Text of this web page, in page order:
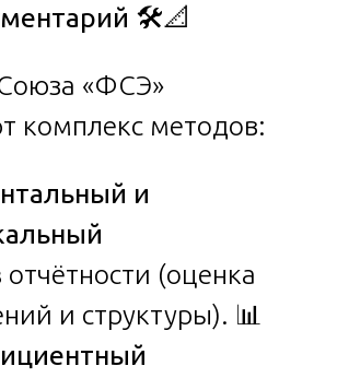
🛠️📐
«ФСЭ»
комплекс методов:
и
отчётности (оценка
и структуры). 📊